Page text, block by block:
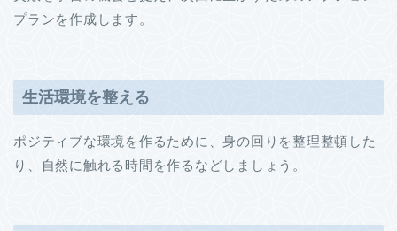
プランを作成します。
生活環境を整える
ポジティブな環境を作るために、身の回りを整理整頓した
り、自然に触れる時間を作るなどしましょう。